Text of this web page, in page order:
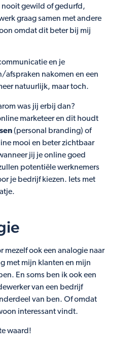
gewild of gedurfd,
graag samen met andere
omdat dit beter bij mij
en je
afspraken nakomen en een
natuurlijk, maar toch.
was jij erbij dan?
marketeer en dit houdt
(personal branding) of
mooi en beter zichtbaar
jij je online goed
potentiële werknemers
je bedrijf kiezen. Iets met
mezelf ook een analogie naar
met mijn klanten en mijn
En soms ben ik ook een
van een bedrijf
van ben. Of omdat
interessant vindt.
waard!